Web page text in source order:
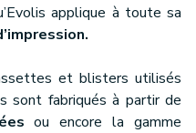
applique à toute sa
et blisters utilisés
sont fabriqués à partir de
ou encore la gamme